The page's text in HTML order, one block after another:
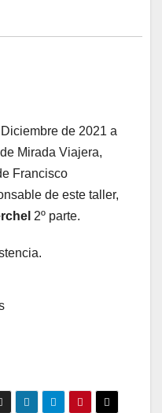
de 2021 a
Mirada Viajera,
Francisco
de este taller,
2º parte.